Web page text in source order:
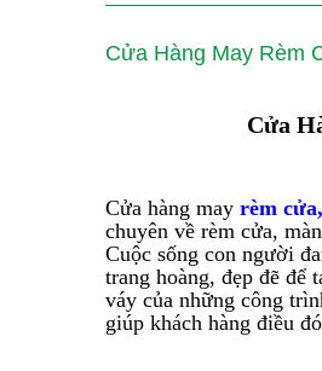
Cửa Hàng May Rèm
Cửa
Cửa hàng may rèm
chuyên về rèm cửa,
Cuộc sống con người
trang hoàng, đẹp đẽ
váy của những công
giúp khách hàng điều